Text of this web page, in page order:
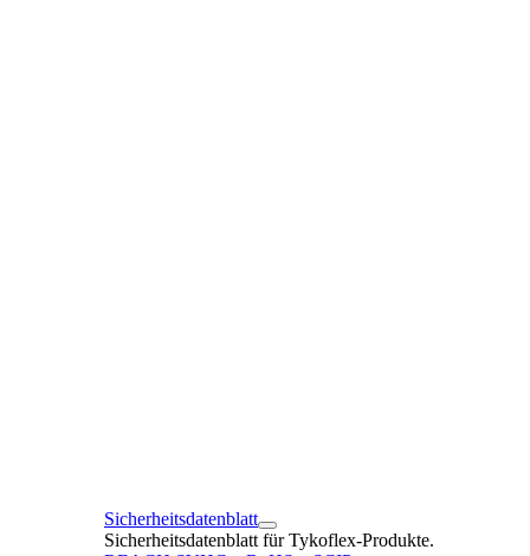
Sicherheitsdatenblatt
Sicherheitsdatenblatt für Tykoflex-Produkte.